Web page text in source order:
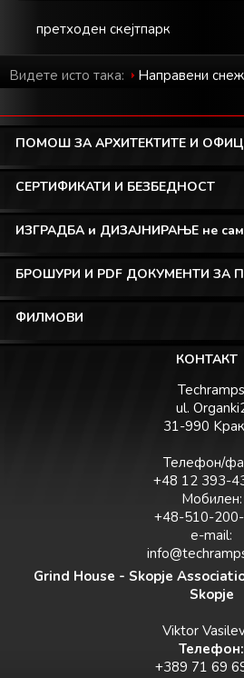
претходен скејтпарк
Видете исто така: Направени
ПОМОШ ЗА АРХИТЕКТИТЕ И
СЕРТИФИКАТИ И БЕЗБЕДНОСТ
ИЗГРАДБА и ДИЗАЈНИРАЊЕ не
БРОШУРИ И PDF ДОКУМЕНТИ ЗА
ФИЛМОВИ
КОНТАКТ
Techramps
ul.
31-990
Телефон/
+48 12 393-
Мобилен:
+48-510-
e-mail:
Grind House - Skopje
Skopje
Viktor
Teлефон:
+389 71 69